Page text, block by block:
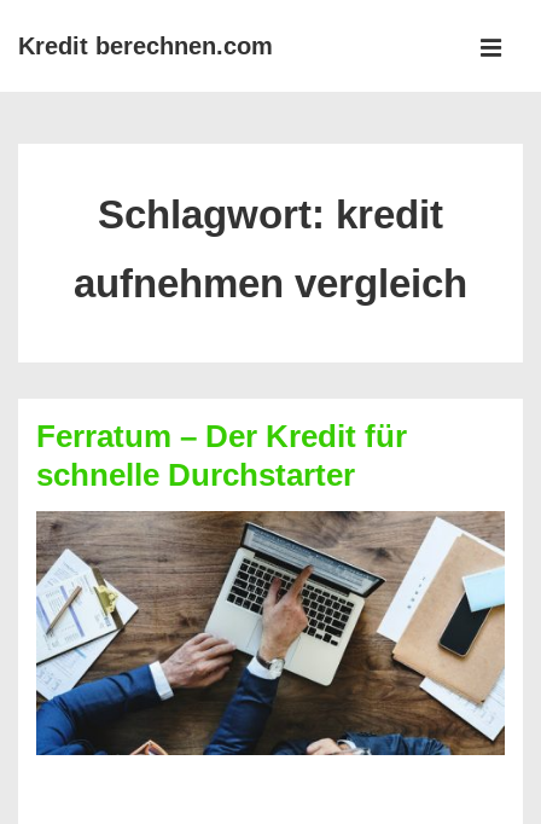
ZumKredit berechnen.com
Schlagwort: kredit
aufnehmen vergleich
Ferratum – Der Kredit für
schnelle Durchstarter